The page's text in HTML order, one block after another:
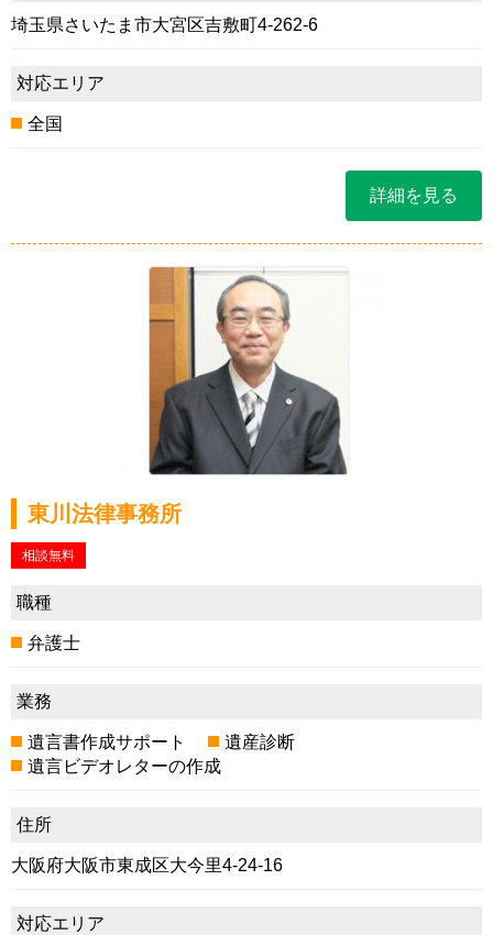
埼玉県さいたま市大宮区吉敷町4-262-6
対応エリア
全国
詳細を見る
東川法律事務所
相談無料
職種
弁護士
業務
遺言書作成サポート
遺産診断
遺言ビデオレターの作成
住所
大阪府大阪市東成区大今里4-24-16
対応エリア